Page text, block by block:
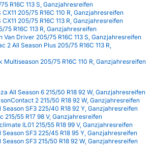
R16C 113 S, Ganzjahresreifen
205/75 R16C 110 R, Ganzjahresreifen
205/75 R16C 113 R, Ganzjahresreifen
75 R16C 113 R, Ganzjahresreifen
Van Driver 205/75 R16C 113 S, Ganzjahresreifen
2 All Season Plus 205/75 R16C 113 R,
Multiseason 205/75 R16C 110 R, Ganzjahresreifen
All Season 6 215/50 R18 92 W, Ganzjahresreifen
2 215/50 R18 92 W, Ganzjahresreifen
SF3 225/40 R18 92 Y, Ganzjahresreifen
215/55 R17 98 V, Ganzjahresreifen
IL01 215/55 R18 99 V, Ganzjahresreifen
SF3 225/45 R18 95 Y, Ganzjahresreifen
SF3 215/50 R18 92 W, Ganzjahresreifen